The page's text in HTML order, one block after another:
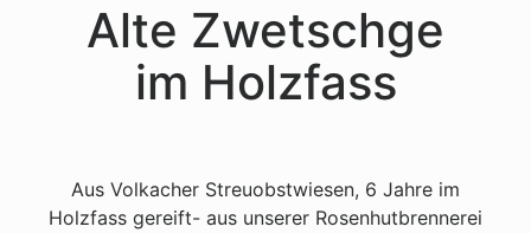
Alte Zwetschge
im Holzfass
Aus Volkacher Streuobstwiesen, 6 Jahre im
Holzfass gereift- aus unserer Rosenhutbrennerei